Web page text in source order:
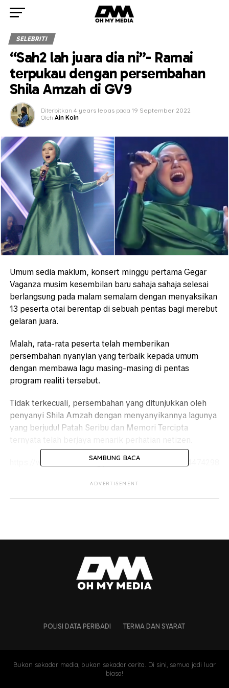
SELEBRITI
“Sah2 lah juara dia ni”- Ramai
terpukau dengan persembahan
Shila Amzah di GV9
Diterbitkan 4 years lepas pada 19 September 2022
Oleh Ain Koin
Umum sedia maklum, konsert minggu pertama Gegar
Vaganza musim kesembilan baru sahaja sahaja selesai
berlangsung pada malam semalam dengan menyaksikan
13 peserta otai berentap di sebuah pentas bagi merebut
gelaran juara.
Malah, rata-rata peserta telah memberikan
persembahan nyanyian yang terbaik kepada umum
dengan membawa lagu masing-masing di pentas
program realiti tersebut.
Tidak terkecuali, persembahan yang ditunjukkan oleh
penyanyi Shila Amzah dengan menyanyikannya lagunya
yang berjudul Patah Seribu dan Memori Tercipta
https://www.tiktok.com/@pasak_bumi_/video/
SAMBUNG BACA
ADVERTISEMENT
POLISI DATA PERIBADI TERMA DAN SYARAT
Bukan sekadar media, bukan sekadar cerita. Di sini, semua jadi luar
biasa!